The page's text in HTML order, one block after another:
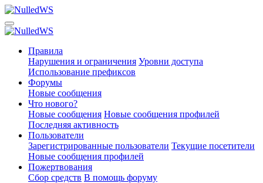
Правила
Нарушения и ограничения Уровни доступа
Использование префиксов
Форумы
Новые сообщения
Что нового?
Новые сообщения Новые сообщения профилей
Последняя активность
Пользователи
Зарегистрированные пользователи Текущие посетители
Новые сообщения профилей
Пожертвования
Сбор средств В помощь форуму